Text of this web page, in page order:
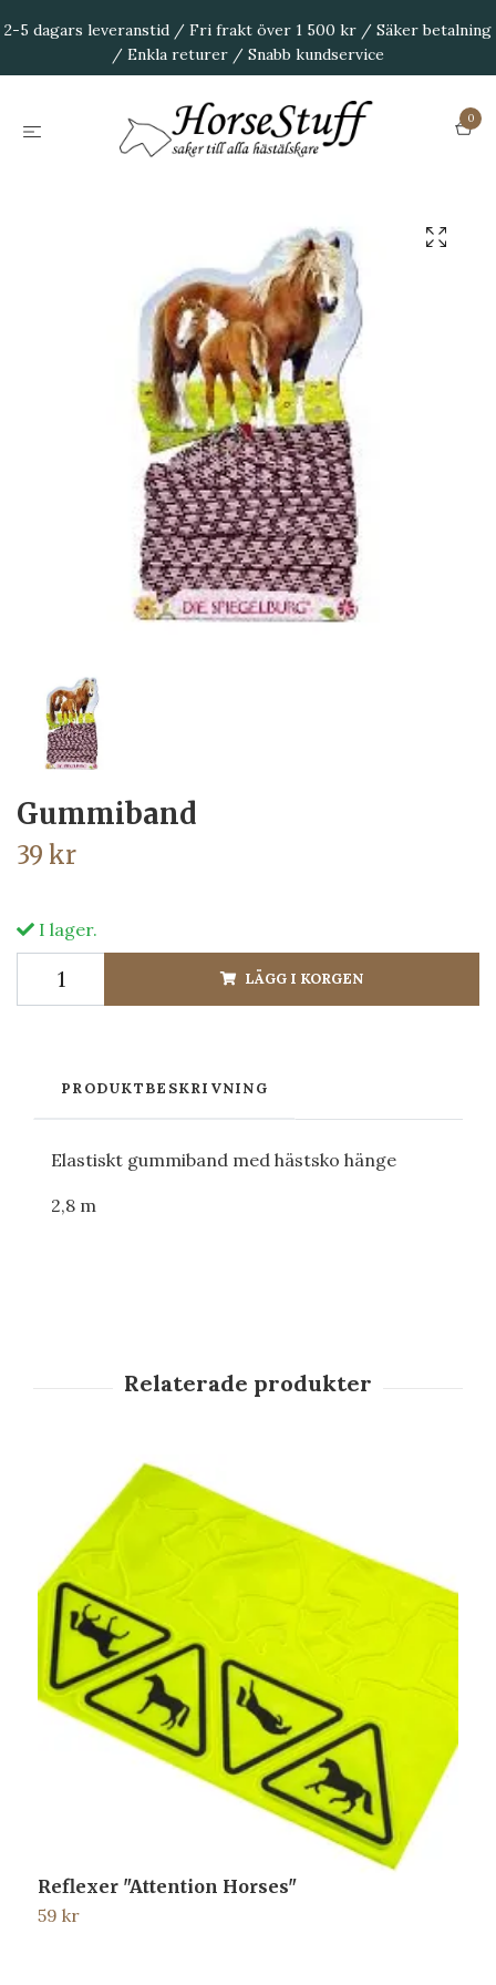
2-5 dagars leveranstid / Fri frakt över 1 500 kr / Säker betalning
/ Enkla returer / Snabb kundservice
0
Gummiband
39 kr
I lager.
LÄGG I KORGEN
PRODUKTBESKRIVNING
Elastiskt gummiband med hästsko hänge
2,8 m
Reflexer "Attention Horses"
59 kr